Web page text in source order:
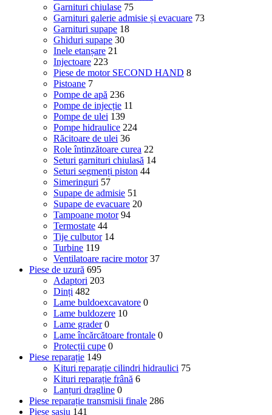
Garnituri chiulase 75
Garnituri galerie admisie și evacuare 73
Garnituri supape 18
Ghiduri supape 30
Inele etanșare 21
Injectoare 223
Piese de motor SECOND HAND 8
Pistoane 7
Pompe de apă 236
Pompe de injecție 11
Pompe de ulei 139
Pompe hidraulice 224
Răcitoare de ulei 36
Role întinzătoare curea 22
Seturi garnituri chiulasă 14
Seturi segmenți piston 44
Simeringuri 57
Supape de admisie 51
Supape de evacuare 20
Tampoane motor 94
Termostate 44
Tije culbutor 14
Turbine 119
Ventilatoare racire motor 37
Piese de uzură 695
Adaptori 203
Dinți 482
Lame buldoexcavatore 0
Lame buldozere 10
Lame grader 0
Lame încărcătoare frontale 0
Protecții cupe 0
Piese reparație 149
Kituri reparație cilindri hidraulici 75
Kituri reparație frână 6
Lanțuri dragline 0
Piese reparație transmisii finale 286
Piese șasiu 141